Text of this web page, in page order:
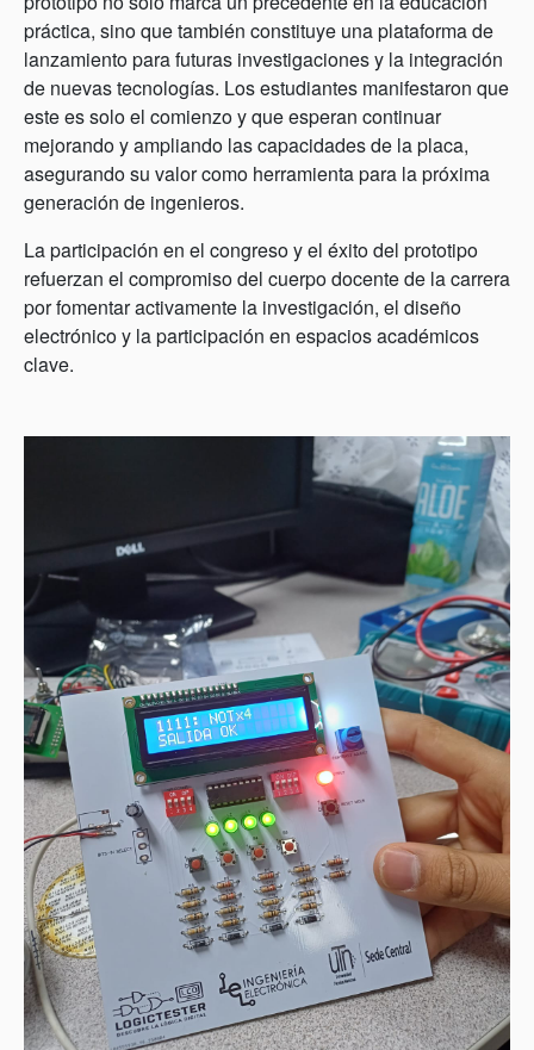
práctica, sino que también constituye una plataforma de
lanzamiento para futuras investigaciones y la integración
de nuevas tecnologías. Los estudiantes manifestaron que
este es solo el comienzo y que esperan continuar
mejorando y ampliando las capacidades de la placa,
asegurando su valor como herramienta para la próxima
generación de ingenieros.
La participación en el congreso y el éxito del prototipo
refuerzan el compromiso del cuerpo docente de la carrera
por fomentar activamente la investigación, el diseño
electrónico y la participación en espacios académicos
clave.